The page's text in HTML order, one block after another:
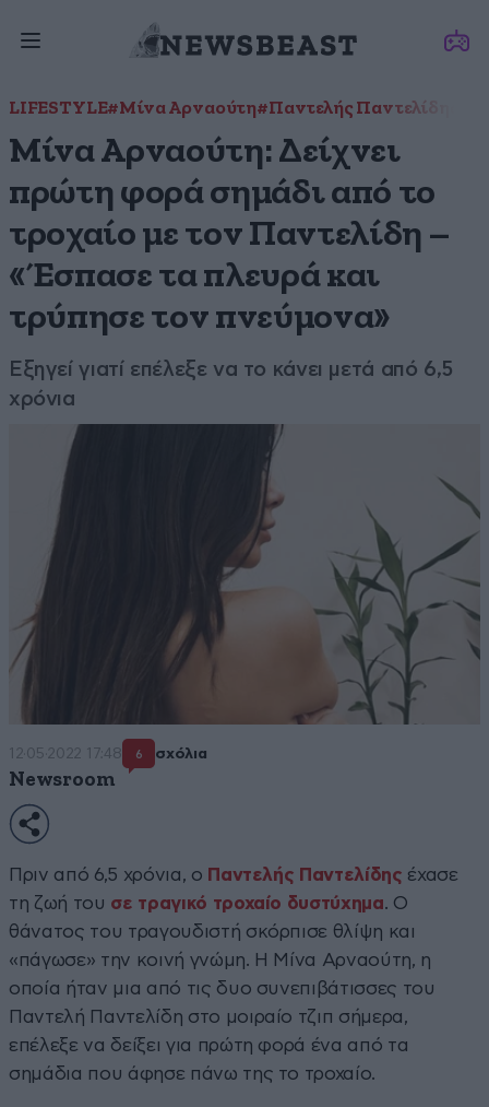
LIFESTYLE#Μίνα Αρναούτη#Παντελής Παντελίδης
Μίνα Αρναούτη: Δείχνει
πρώτη φορά σημάδι από το
τροχαίο με τον Παντελίδη –
«Έσπασε τα πλευρά και
τρύπησε τον πνεύμονα»
Εξηγεί γιατί επέλεξε να το κάνει μετά από 6,5
χρόνια
12·05·2022 17:48 6 σχόλια
Newsroom
Πριν από 6,5 χρόνια, ο Παντελής Παντελίδης έχασε
τη ζωή του σε τραγικό τροχαίο δυστύχημα. Ο
θάνατος του τραγουδιστή σκόρπισε θλίψη και
«πάγωσε» την κοινή γνώμη. Η Μίνα Αρναούτη, η
οποία ήταν μια από τις δυο συνεπιβάτισσες του
Παντελή Παντελίδη στο μοιραίο τζιπ σήμερα,
επέλεξε να δείξει για πρώτη φορά ένα από τα
σημάδια που άφησε πάνω της το τροχαίο.